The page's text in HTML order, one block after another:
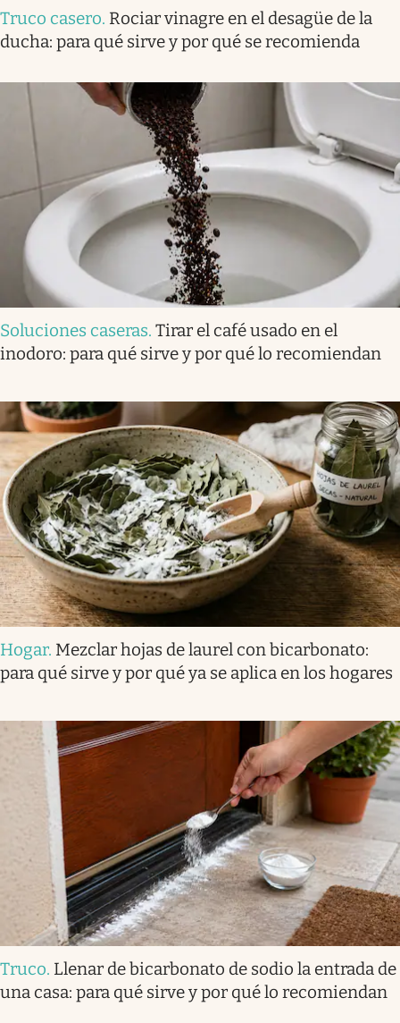
Truco casero. Rociar vinagre en el desagüe de la
ducha: para qué sirve y por qué se recomienda
Soluciones caseras. Tirar el café usado en el
inodoro: para qué sirve y por qué lo recomiendan
Hogar. Mezclar hojas de laurel con bicarbonato:
para qué sirve y por qué ya se aplica en los hogares
Truco. Llenar de bicarbonato de sodio la entrada de
una casa: para qué sirve y por qué lo recomiendan